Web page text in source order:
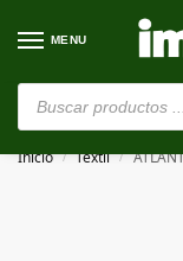
MENU
⚠️ Estamos
Inicio / Textil /